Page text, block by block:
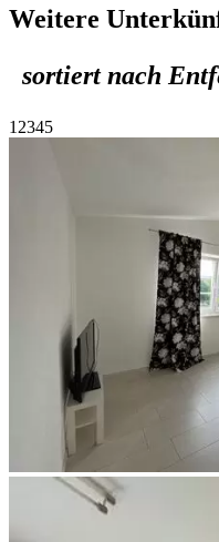
Weitere
sortiert nach
1 2345